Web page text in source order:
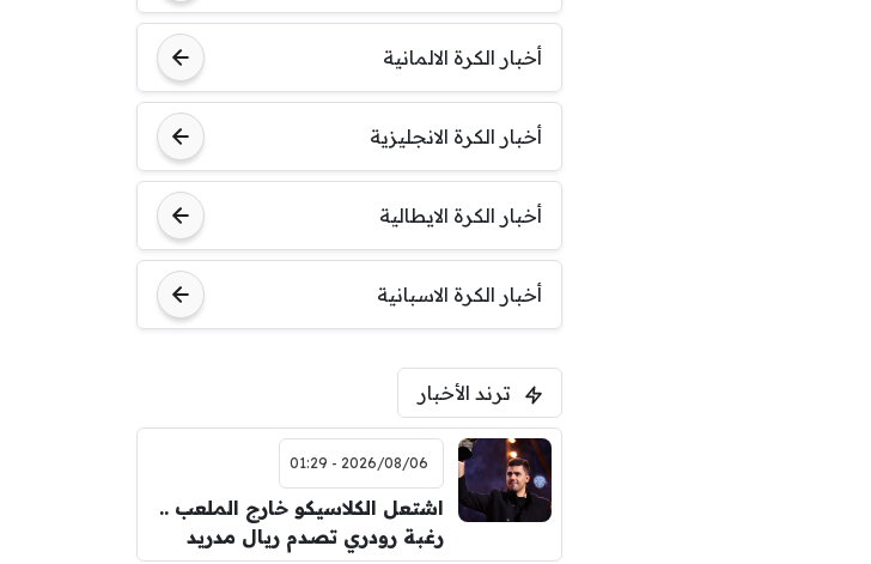
أخبار الكرة الالمانية
أخبار الكرة الانجليزية
أخبار الكرة الايطالية
أخبار الكرة الاسبانية
ترند الأخبار
2026/08/06 - 01:29
اشتعل الكلاسيكو خارج الملعب ..
رغبة رودري تصدم ريال مدريد